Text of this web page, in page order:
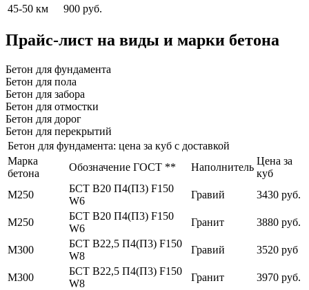
45-50 км
900 руб.
Прайс-лист на виды и марки бетона
Бетон для фундамента
Бетон для пола
Бетон для забора
Бетон для отмостки
Бетон для дорог
Бетон для перекрытий
Бетон для фундамента: цена за куб с доставкой
Марка
бетона
Обозначение ГОСТ ** Наполнитель
Цена за
куб
М250
БСТ В20 П4(П3) F150
W6
Гравий 3430 руб.
М250
БСТ В20 П4(П3) F150
W6
Гранит 3880 руб.
М300
БСТ В22,5 П4(П3) F150
W8
Гравий 3520 руб
М300
БСТ В22,5 П4(П3) F150
W8
Гранит 3970 руб.